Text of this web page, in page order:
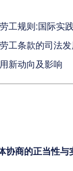
工规则:国际实
工条款的司法
新动向及影响
协商的正当性与